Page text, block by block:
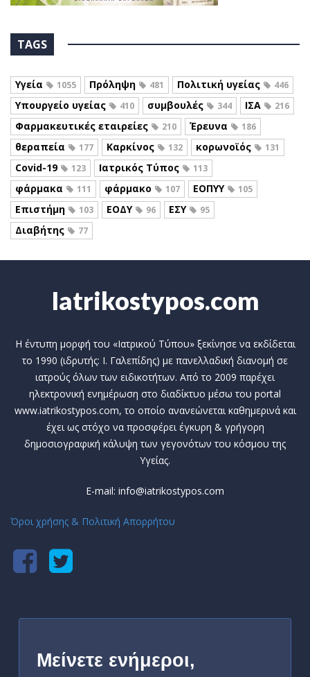
TAGS
Υγεία 1055 Πρόληψη 481 Πολιτική υγείας 446
Υπουργείο υγείας 410 συμβουλές 344 ΙΣΑ 216
Φαρμακευτικές εταιρείες 210 Έρευνα 186
θεραπεία 177 Καρκίνος 132 κορωνοϊός 131
Covid-19 123 Ιατρικός Τύπος 113
φάρμακα 111 φάρμακο 107 ΕΟΠΥΥ 105
Επιστήμη 103 ΕΟΔΥ 96 ΕΣΥ 95
Διαβήτης 77
Iatrikostypos.com
Η έντυπη μορφή του «Ιατρικού Τύπου» ξεκίνησε να εκδίδεται
το 1990 (ιδρυτής: Ι. Γαλεπίδης) με πανελλαδική διανομή σε
ιατρούς όλων των ειδικοτήτων. Από το 2009 παρέχει
ηλεκτρονική ενημέρωση στο διαδίκτυο μέσω του portal
www.iatrikostypos.com, το οποίο ανανεώνεται καθημερινά και
έχει ως στόχο να προσφέρει έγκυρη & γρήγορη
δημοσιογραφική κάλυψη των γεγονότων του κόσμου της
Υγείας.
E-mail: info@iatrikostypos.com
Όροι χρήσης & Πολιτική Απορρήτου
Μείνετε ενήμεροι,